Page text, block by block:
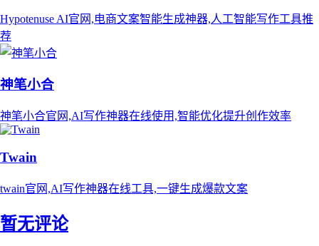
Hypotenuse AI官网,电商文案智能生成神器,人工智能写作工具推
荐
神笔小合
神笔小合官网,AI写作神器在线使用,智能优化提升创作效率
Twain
twain官网,AI写作神器在线工具,一键生成爆款文案
暂无评论